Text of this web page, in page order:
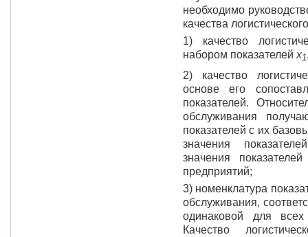
необходимо
качества
1) качество
набором показателей x1
2) качество
основе его
показателей.
обслуживания
показателей с их
значения
значения
предприятий;
3) номенклатура
обслуживания,
одинаковой для
Качество